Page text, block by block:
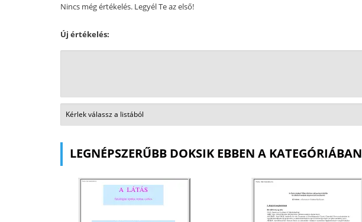
Nincs még értékelés. Legyél Te az első!
Új értékelés:
LEGNÉPSZERŰBB DOKSIK EBBEN A KATEGÓRIÁBAN